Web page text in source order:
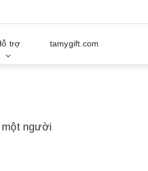
trợ tamygift.com
một người